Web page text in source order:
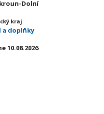
Dolní
kraj
a doplňky
10.08.2026